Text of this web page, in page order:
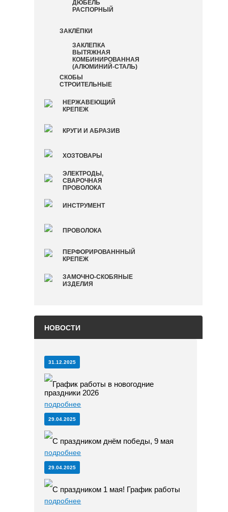
ДЮБЕЛЬ
РАСПОРНЫЙ
ЗАКЛЁПКИ
ЗАКЛЕПКА
ВЫТЯЖНАЯ
КОМБИНИРОВАННАЯ
(АЛЮМИНИЙ-СТАЛЬ)
СКОБЫ
СТРОИТЕЛЬНЫЕ
НЕРЖАВЕЮЩИЙ
КРЕПЕЖ
КРУГИ И АБРАЗИВ
ХОЗТОВАРЫ
ЭЛЕКТРОДЫ,
СВАРОЧНАЯ
ПРОВОЛОКА
ИНСТРУМЕНТ
ПРОВОЛОКА
ПЕРФОРИРОВАНННЫЙ
КРЕПЕЖ
ЗАМОЧНО-СКОБЯНЫЕ
ИЗДЕЛИЯ
НОВОСТИ
31.12.2025
График работы в новогодние
праздники 2026
подробнее
29.04.2025
С праздником днём победы, 9 мая
подробнее
29.04.2025
С праздником 1 мая! График работы
подробнее